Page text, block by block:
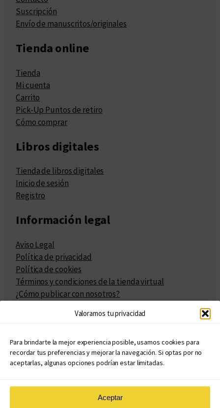
Valoramos tu privacidad
Para brindarte la mejor experiencia posible, usamos cookies para
recordar tus preferencias y mejorar la navegación. Si optas por no
aceptarlas, algunas opciones podrían estar limitadas.
Aceptar
Suscripción
Envío de manuscritos/originales
Tienda online
Tienda
Mi cuenta
Carrito
Pick-Up Puntos de retiro
Cómo comprar
Libros digitales
Tienda de libros digitales
Inicio de sesión
Registro
Información legal
Aviso Legal
Política de privacidad
Política de cookies
Términos y condiciones de la tienda virtual
¿Cómo publicar con nosotros?
Políticas de publicación
Políticas de coedición
Atribuciones